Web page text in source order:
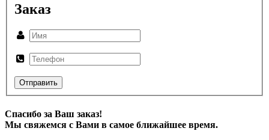
Заказ
Отправить
Спасибо за Ваш заказ!
Мы свяжемся с Вами в самое ближайшее время.